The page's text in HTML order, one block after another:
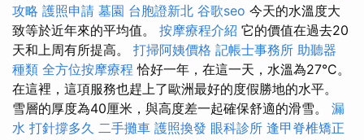
攻略 護照申請 墓園 台胞證新北 谷歌seo 今天的水溫度大
致等於近年來的平均值。 按摩療程介紹 它的價值在過去20
天和上周有所提高。 打掃阿姨價格 記帳士事務所 助聽器
種類 全方位按摩療程 恰好一年，在這一天，水溫為27°C。
在這裡，這項服務也趕上了歐洲最好的度假勝地的水平。
雪層的厚度為40厘米，與高度差一起確保舒適的滑雪。 漏
水 打針撐多久 二手攤車 護照換發 眼科診所 逢甲脊椎矯正